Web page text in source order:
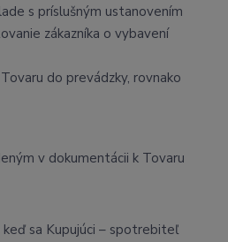
s príslušným ustanovením
zákazníka o vybavení
do prevádzky, rovnako
v dokumentácii k Tovaru
sa Kupujúci – spotrebiteľ